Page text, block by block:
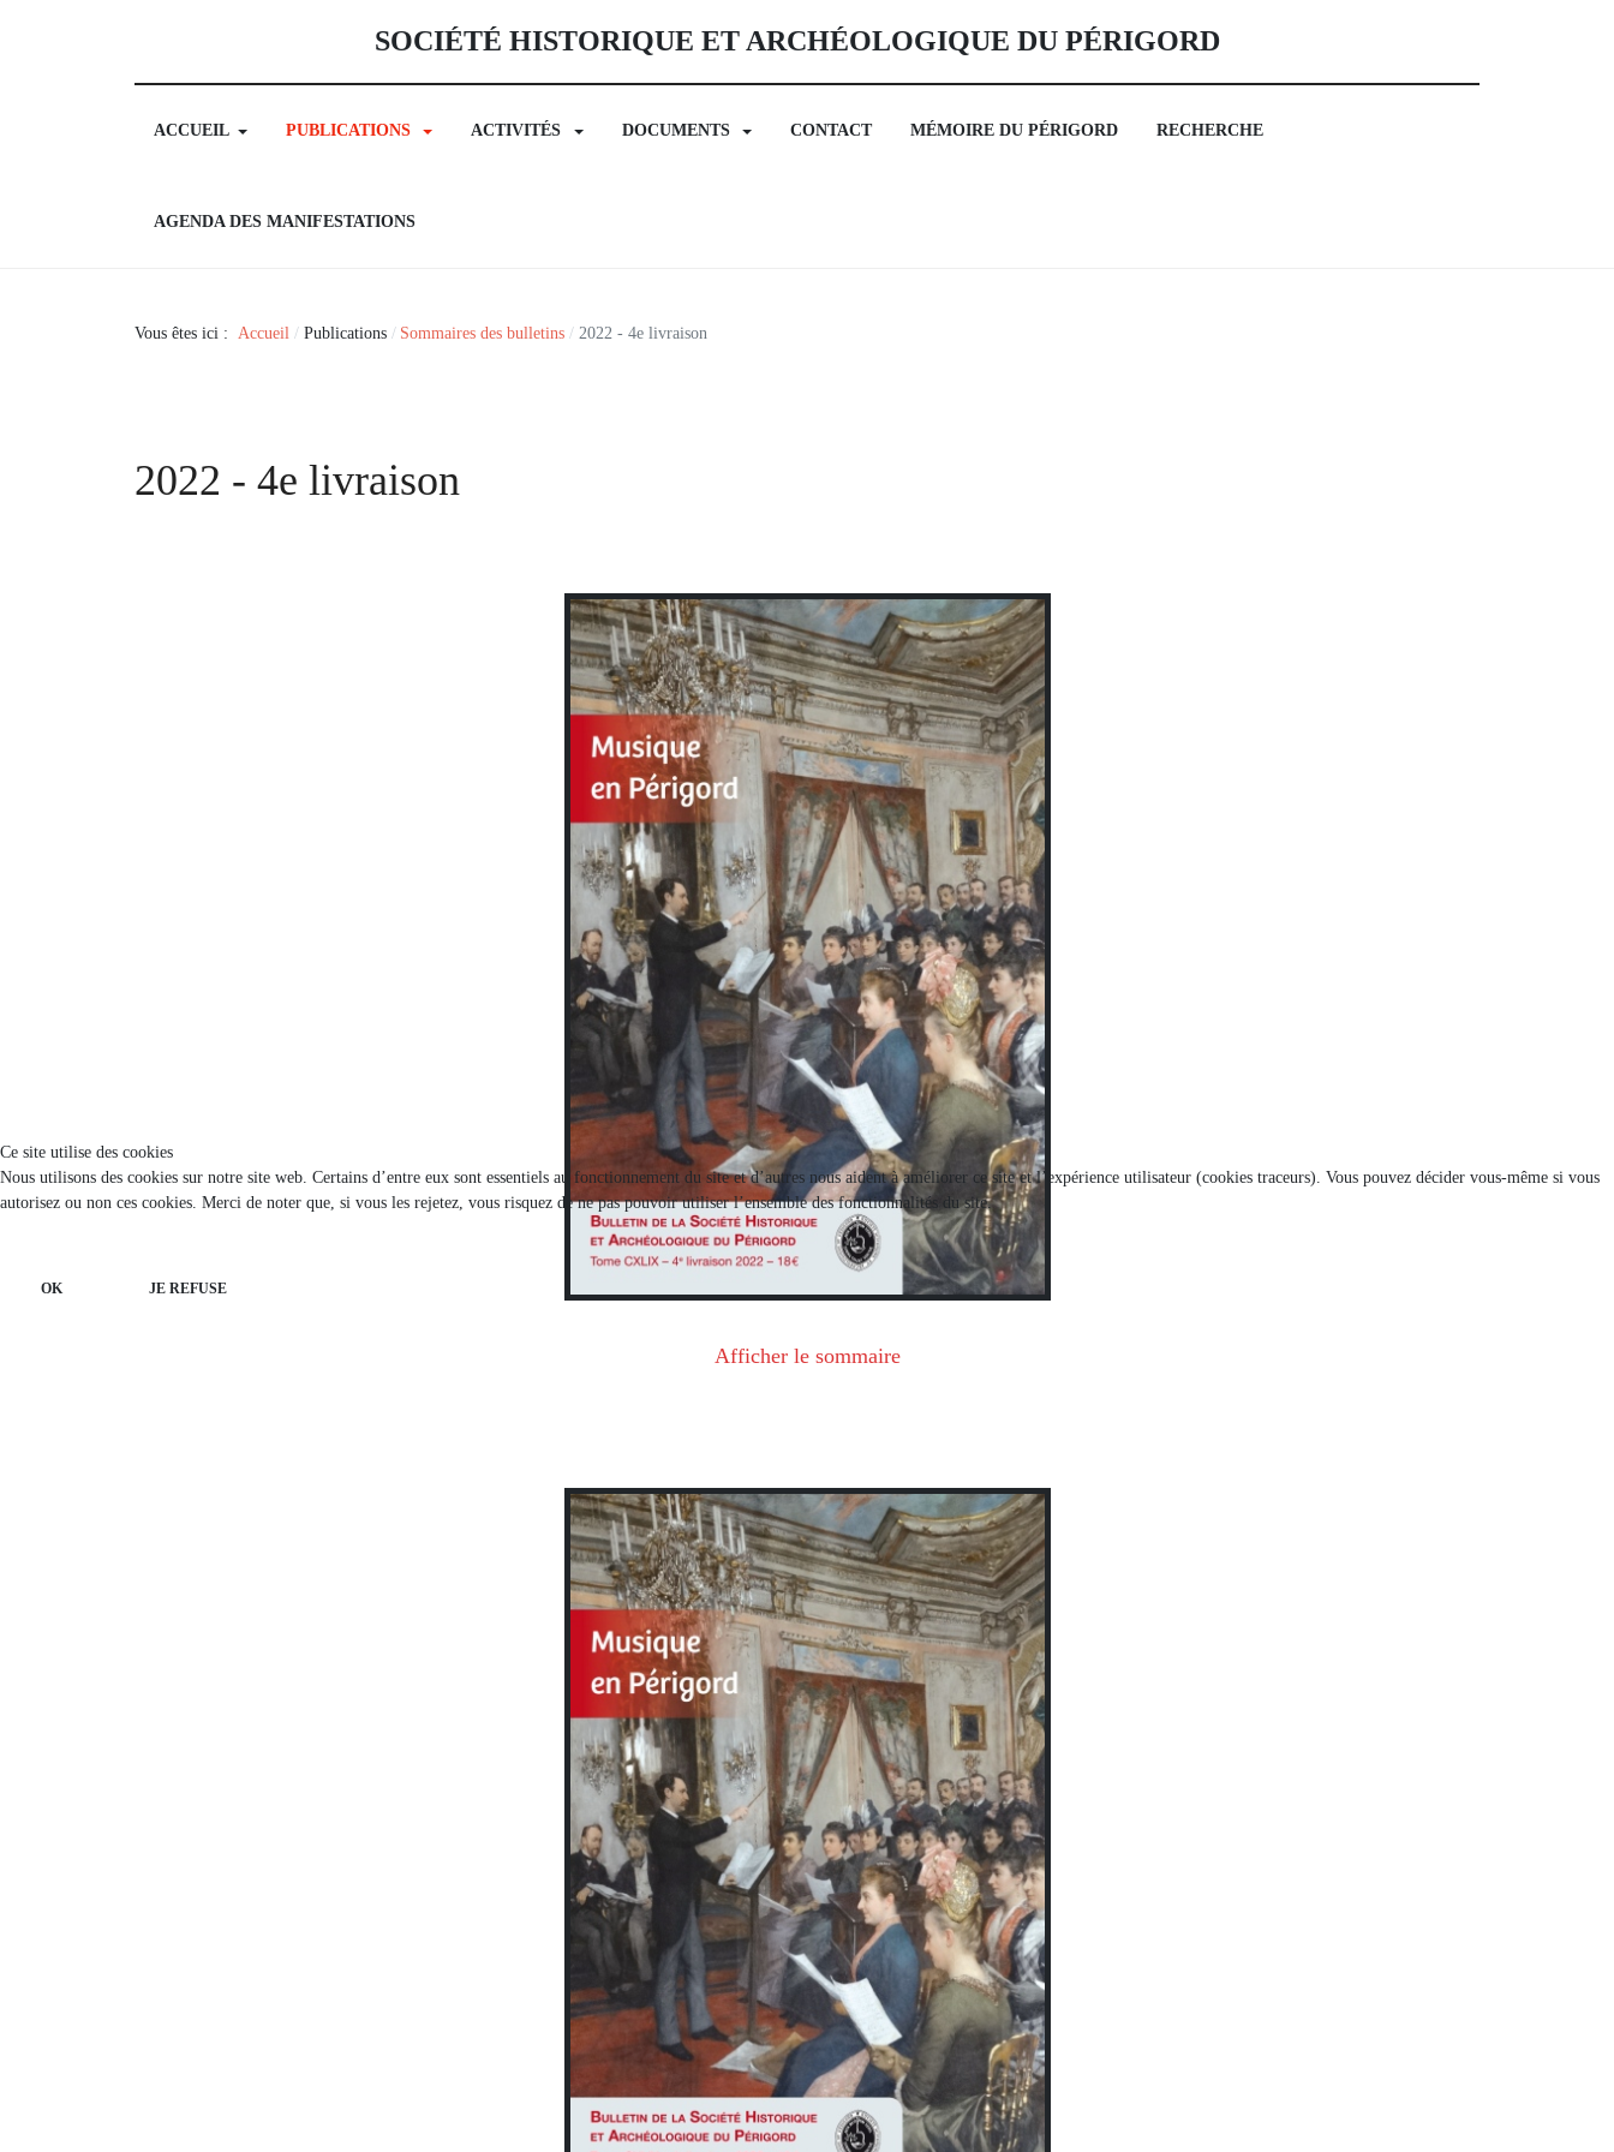
SOCIÉTÉ HISTORIQUE ET ARCHÉOLOGIQUE DU PÉRIGORD
ACCUEIL PUBLICATIONS ACTIVITÉS DOCUMENTS CONTACT MÉMOIRE DU PÉRIGORD RECHERCHE
AGENDA DES MANIFESTATIONS
Vous êtes ici : Accueil Publications Sommaires des bulletins 2022 - 4e livraison
2022 - 4e livraison
Afficher le sommaire
Ce site utilise des cookies
Nous utilisons des cookies sur notre site web. Certains d’entre eux sont essentiels au fonctionnement du site et d’autres nous aident à améliorer ce site et l’expérience utilisateur (cookies traceurs). Vous pouvez décider vous-même si vous
autorisez ou non ces cookies. Merci de noter que, si vous les rejetez, vous risquez de ne pas pouvoir utiliser l’ensemble des fonctionnalités du site.
OK JE REFUSE